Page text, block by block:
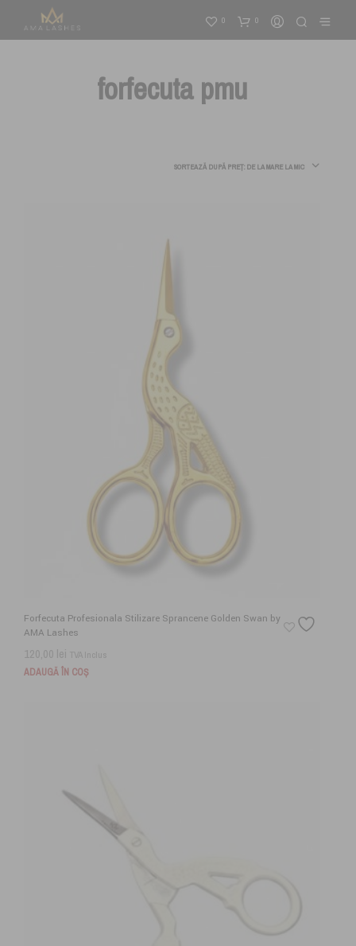
0 0
forfecuta pmu
SORTEAZĂ DUPĂ PREȚ: DE LA MARE LA MIC
Forfecuta Profesionala Stilizare Sprancene Golden Swan by
AMA Lashes
120,00lei TVA Inclus
ADAUGĂ ÎN COȘ